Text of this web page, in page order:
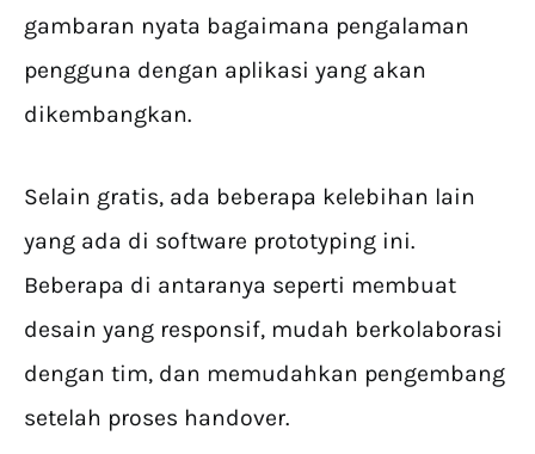
gambaran nyata bagaimana pengalaman
pengguna dengan aplikasi yang akan
dikembangkan.
Selain gratis, ada beberapa kelebihan lain
yang ada di software prototyping ini.
Beberapa di antaranya seperti membuat
desain yang responsif, mudah berkolaborasi
dengan tim, dan memudahkan pengembang
setelah proses handover.